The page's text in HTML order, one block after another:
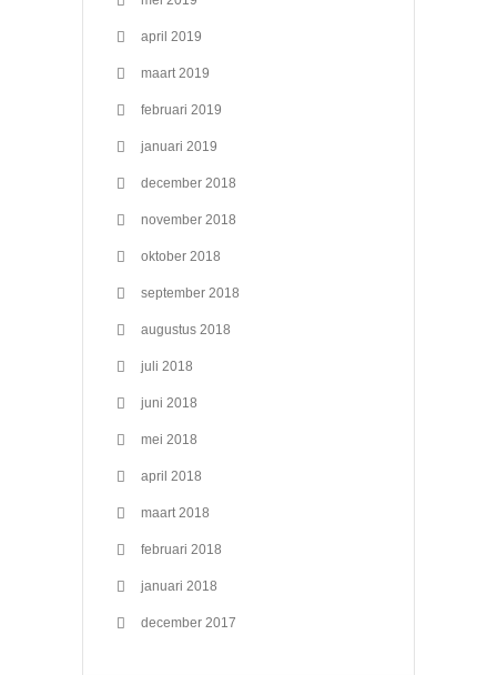
april 2019
maart 2019
februari 2019
januari 2019
december 2018
november 2018
oktober 2018
september 2018
augustus 2018
juli 2018
juni 2018
mei 2018
april 2018
maart 2018
februari 2018
januari 2018
december 2017